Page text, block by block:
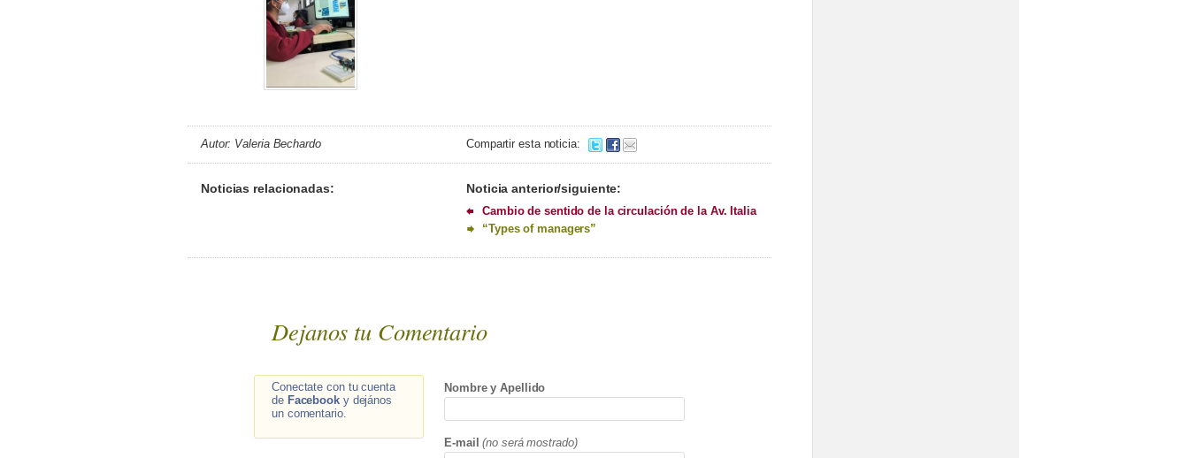
Autor: Valeria Bechardo Compartir esta noticia:
Noticias relacionadas: Noticia anterior/siguiente:
Cambio de sentido de la circulación de la Av. Italia
“Types of managers”
Dejanos tu Comentario
Conectate con tu cuenta
de Facebooky dejános
un comentario.
Nombre y Apellido
E-mail (no será mostrado)